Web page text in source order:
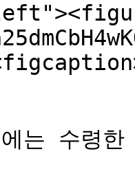
는 수령한